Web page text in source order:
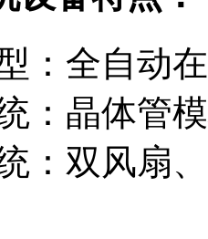
：全自动
：晶体管
：双风扇